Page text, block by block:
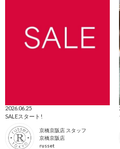
2026.06.25
SALEスタート!
京橋京阪店 スタッフ
京橋京阪店
russet